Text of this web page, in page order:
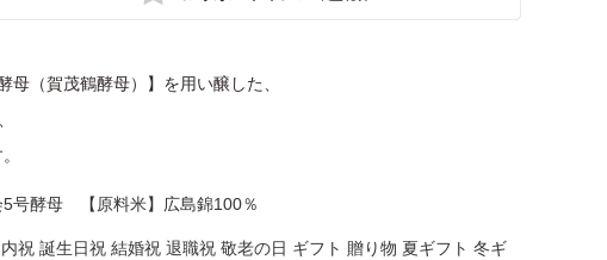
（賀茂鶴酵母）】を用い醸した、
号酵母 【原料米】広島錦100％
祝 誕生日祝 結婚祝 退職祝 敬老の日 ギフト 贈り物 夏ギフト 冬ギ